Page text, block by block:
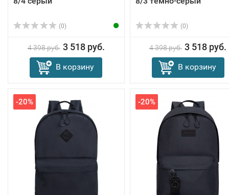
(0)
4 398 руб. 3 518 руб.
В корзину
(0)
4 398 руб. 3 518 руб.
В корзину
-20% -20%